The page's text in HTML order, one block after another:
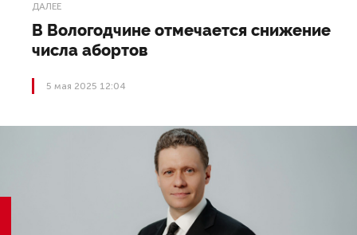
ДАЛЕЕ
В Вологодчине отмечается снижение
числа абортов
5 мая 2025 12:04